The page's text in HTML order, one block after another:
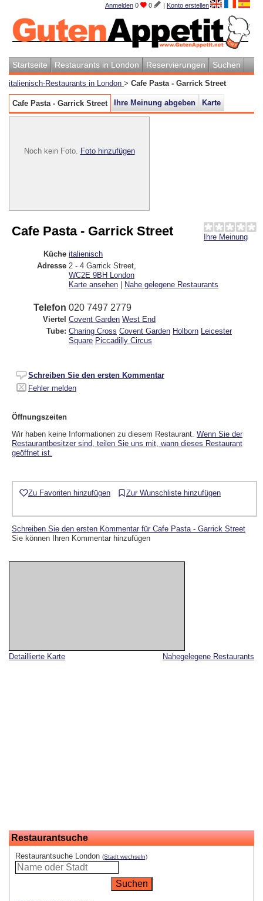
Anmelden 0 0 | Konto erstellen
Startseite Restaurants in London Reservierungen Suchen
italienisch-Restaurants in London > Cafe Pasta - Garrick Street
Cafe Pasta - Garrick Street Ihre Meinung abgeben Karte
Noch kein Foto. Foto hinzufügen
Nahegelegene Restaurants
Detaillierte Karte
Restaurantsuche
Restaurantsuche London (Stadt wechseln)
Ihre Meinung
Cafe Pasta - Garrick Street
Küche italienisch
Adresse 2 - 4 Garrick Street
WC2E 9BH London
Karte ansehen | Nahe gelegene Restaurants
Telefon 020 7497 2779
Viertel Covent Garden West End
Tube: Charing Cross Covent Garden Holborn Leicester
Square Piccadilly Circus
Schreiben Sie den ersten Kommentar
Fehler melden
Öffnungszeiten
Wir haben keine Informationen zu diesem Restaurant. Wenn Sie der
Restaurantbesitzer sind, teilen Sie uns mit, wann dieses Restaurant
geöffnet ist.
Zu Favoriten hinzufügen Zur Wunschliste hinzufügen
Schreiben Sie den ersten Kommentar für Cafe Pasta - Garrick Street
Sie können Ihren Kommentar hinzufügen